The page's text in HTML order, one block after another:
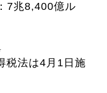
7兆8,400億ル
税法は4月1日施